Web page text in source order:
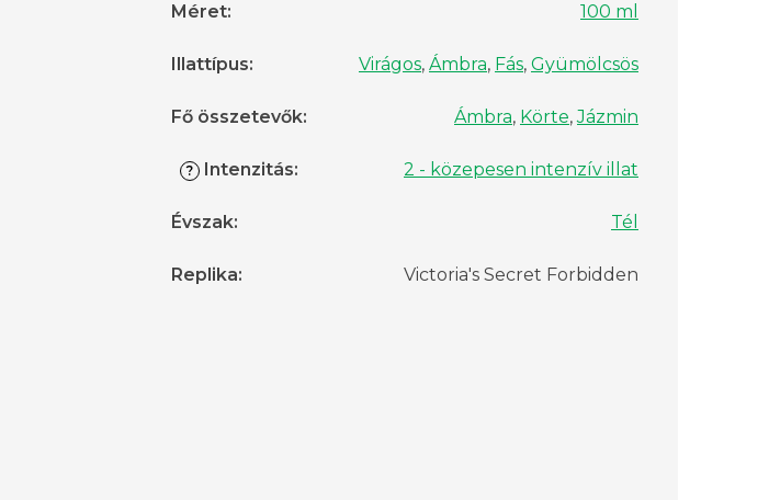
Méret: 100 ml
Illattípus: Virágos, Ámbra, Fás, Gyümölcsös
Fő összetevők: Ámbra, Körte,Jázmin
? Intenzitás: 2 - közepesen intenzív illat
Évszak: Tél
Replika: Victoria's Secret Forbidden